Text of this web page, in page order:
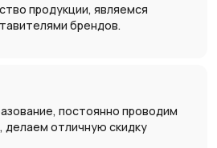
продукции, являемся
брендов.
постоянно проводим
отличную скидку